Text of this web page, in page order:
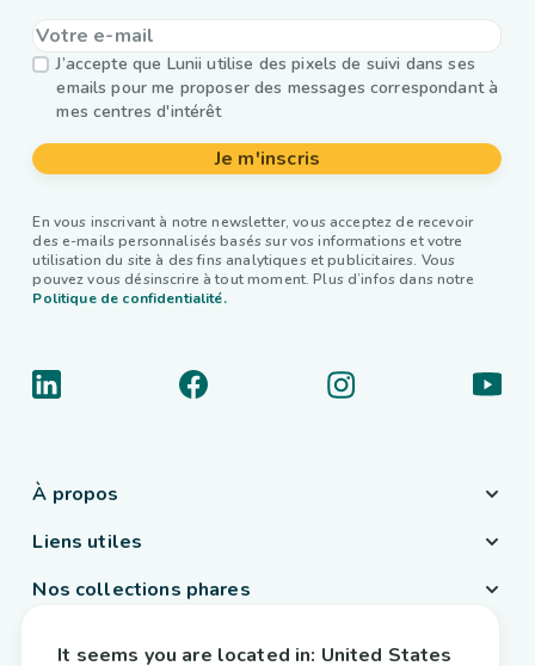
J’accepte que Lunii utilise des pixels de suivi dans ses
emails pour me proposer des messages correspondant à
mes centres d'intérêt
Je m'inscris
En vous inscrivant à notre newsletter, vous acceptez de recevoir
des e-mails personnalisés basés sur vos informations et votre
utilisation du site à des fins analytiques et publicitaires. Vous
pouvez vous désinscrire à tout moment. Plus d’infos dans notre
Politique de confidentialité.
À propos
Liens utiles
Nos collections phares
It seems you are located in: United States